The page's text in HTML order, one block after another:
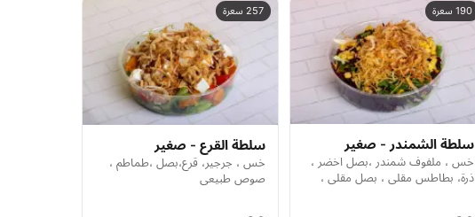
190 سعرة
سلطة الشمندر - صغير
خس ، ملفوف شمندر ،بصل اخضر ،
ذرة، بطاطس مقلي ، بصل مقلي ،
257 سعرة
سلطة القرع - صغير
خس ، جرجير، قرع،بصل ،طماطم ،
صوص طبيعي